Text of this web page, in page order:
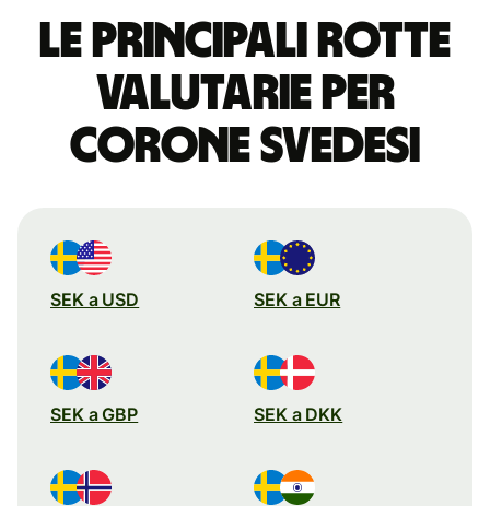
Le principali rotte
valutarie per
corone svedesi
SEK a USD SEK a EUR
SEK a GBP SEK a DKK